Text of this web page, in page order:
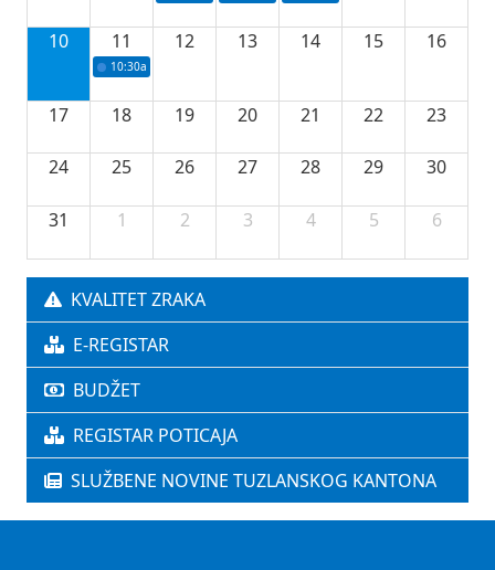
10 11
10:30a
12 13 14 15 16
17 18 19 20 21 22 23
24 25 26 27 28 29 30
31 1 2 3 4 5 6
KVALITET ZRAKA
E-REGISTAR
BUDŽET
REGISTAR POTICAJA
SLUŽBENE NOVINE TUZLANSKOG KANTONA